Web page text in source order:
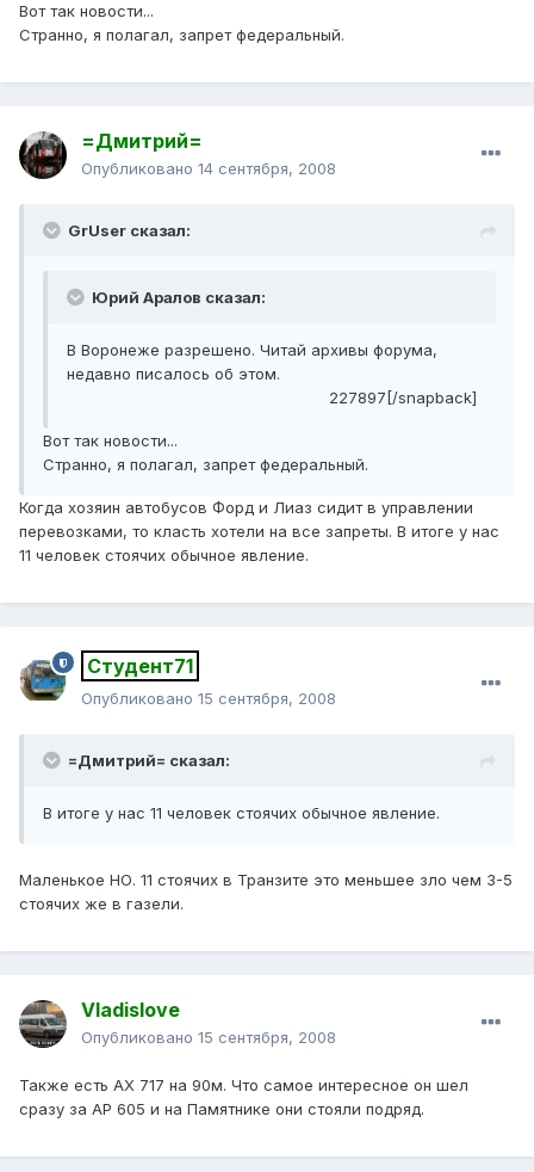
Вот так новости...
Странно, я полагал, запрет федеральный.
=Дмитрий=
Опубликовано 14 сентября, 2008
GrUser сказал:
Юрий Аралов сказал:
В Воронеже разрешено. Читай архивы форума,
недавно писалось об этом.
227897[/snapback]
Вот так новости...
Странно, я полагал, запрет федеральный.
Когда хозяин автобусов Форд и Лиаз сидит в управлении
перевозками, то класть хотели на все запреты. В итоге у нас
11 человек стоячих обычное явление.
Студент71
Опубликовано 15 сентября, 2008
=Дмитрий= сказал:
В итоге у нас 11 человек стоячих обычное явление.
Маленькое НО. 11 стоячих в Транзите это меньшее зло чем 3-5
стоячих же в газели.
Vladislove
Опубликовано 15 сентября, 2008
Также есть АХ 717 на 90м. Что самое интересное он шел
сразу за АР 605 и на Памятнике они стояли подряд.